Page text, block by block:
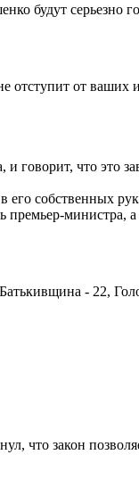
будут серьезно
от ваших
говорит, что это
собственных
министра,
- 22,
что закон